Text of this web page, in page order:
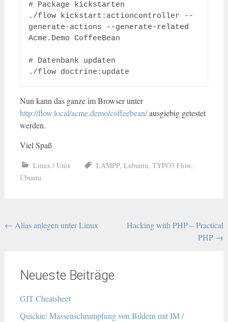
# Package kickstarten
./flow kickstart:actioncontroller --
generate-actions --generate-related
Acme.Demo CoffeeBean
# Datenbank updaten
./flow doctrine:update
Nun kann das ganze im Browser unter
http://flow.local/acme.demo/coffeebean/ausgiebig getestet
werden.
Viel Spaß
Linux / Unix LAMPP, Lubuntu, TYPO3 Flow,
Ubuntu
Beitragsnavigation
← Alias anlegen unter Linux
Hacking with PHP – Practical
PHP →
Neueste Beiträge
GIT Cheatsheet
Quickie: Massenschrumpfung von Bildern mit IM /